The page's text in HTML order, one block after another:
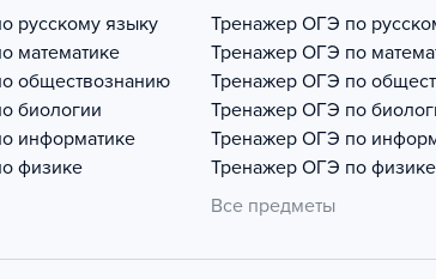
русскому языку
математике
обществознанию
биологии
информатике
физике
Тренажер ОГЭ по
Тренажер ОГЭ по
Тренажер ОГЭ по
Тренажер ОГЭ по
Тренажер ОГЭ по
Тренажер ОГЭ по физике
Все предметы